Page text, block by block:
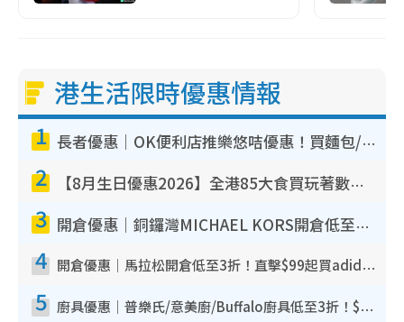
港生活限時優惠情報
1 長者優惠｜OK便利店推樂悠咭優惠！買麵包/牛奶/保健品拍卡即減
2 【8月生日優惠2026】全港85大食買玩著數攻略 自助餐/火鍋放題同行免費＋誠品/DONKI送現金券
3 開倉優惠｜銅鑼灣MICHAEL KORS開倉低至17折！直擊$500起買手袋/銀包/鞋款 必買經典Jet Set系列
4 開倉優惠｜馬拉松開倉低至3折！直擊$99起買adidas／New Balance／Puma鞋款 STANLEY保溫杯劈價至$119起
5 廚具優惠｜普樂氏/意美廚/Buffalo廚具低至3折！$89起買煎鍋／炒鑊／個人鍋 同場小家電激減至$99起